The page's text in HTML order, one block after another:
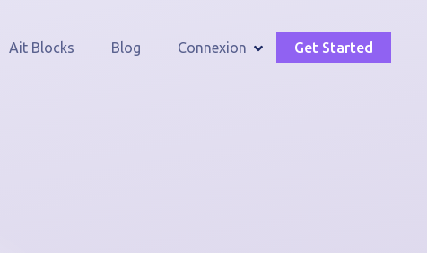
Ait Blocks Blog Connexion Get Started